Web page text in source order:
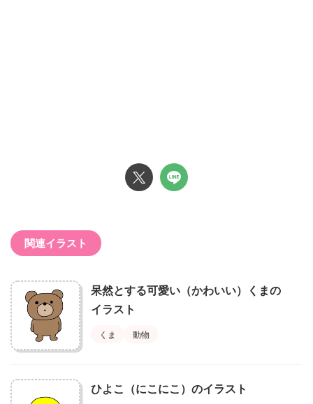
関連イラスト
呆然とする可愛い（かわいい）くまの
イラスト
くま 動物
ひよこ（にこにこ）のイラスト